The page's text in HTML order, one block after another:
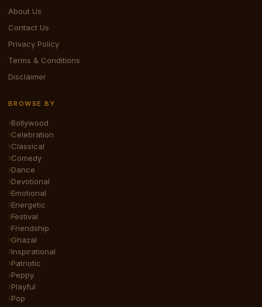
About Us
Contact Us
Privacy Policy
Terms & Conditions
Disclaimer
BROWSE BY
Bollywood
Celebration
Classical
Comedy
Dance
Devotional
Emotional
Energetic
Festival
Friendship
Ghazal
Inspirational
Patriotic
Peppy
Playful
Pop